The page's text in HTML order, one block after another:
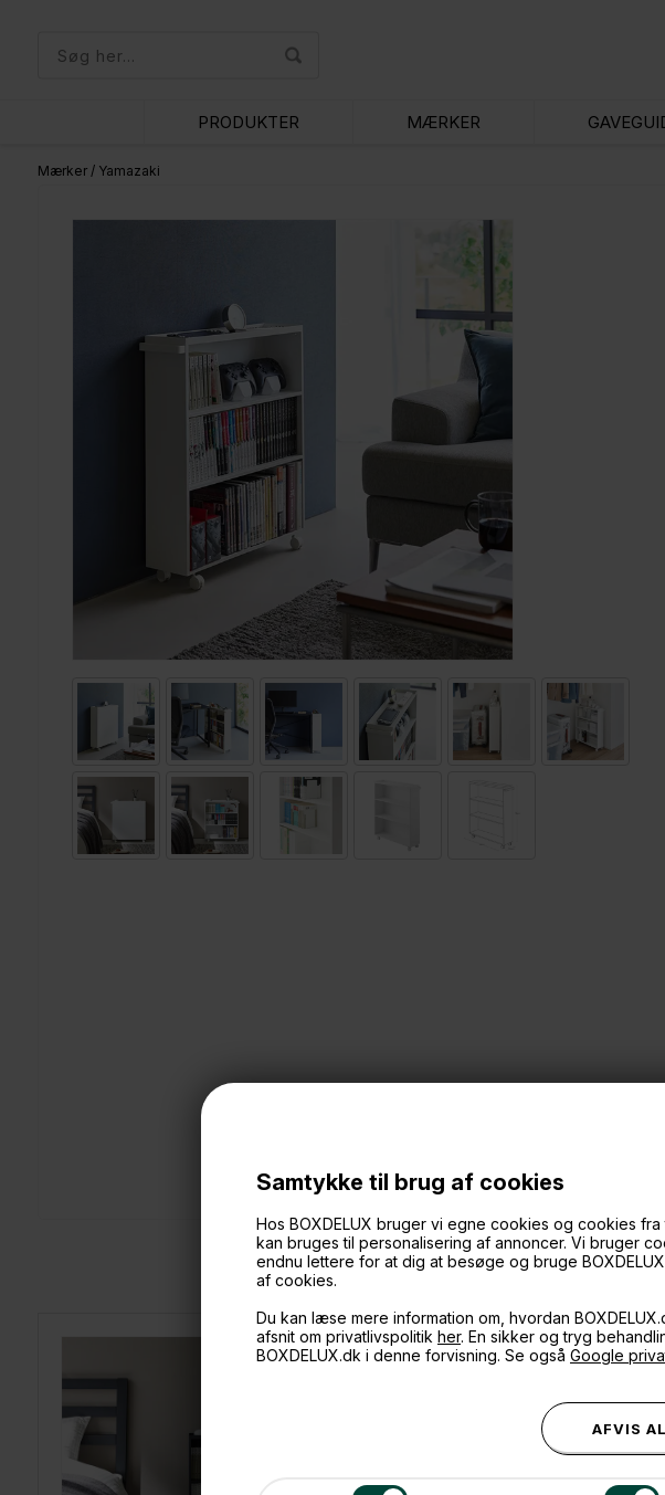
Samtykke til brug af cookies
Hos BOXDELUX bruger vi egne cookies og cookies
kan bruges til personalisering af annoncer. Vi bruger
endnu lettere for at dig at besøge og bruge
af cookies.
Du kan læse mere information om, hvordan
afsnit om privatlivspolitik her. En sikker og tryg
BOXDELUX.dk i denne forvisning. Se også Google
PRODUKTER MÆRKER
Mærker/ Yamazaki